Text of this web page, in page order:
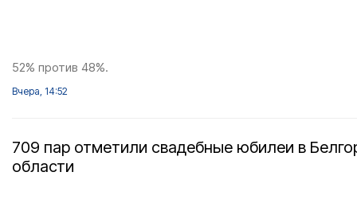
52% против 48%.
Вчера, 14:52
709 пар отметили свадебные юбилеи в
области